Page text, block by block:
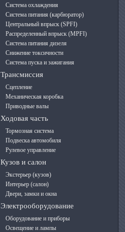
Система охлаждения
Система питания (карбюратор)
Центральный впрыск (SPFI)
Распределенный впрыск (MPFI)
Система питания дизеля
Снижение токсичности
Система пуска и зажигания
Трансмиссия
Сцепление
Механическая коробка
Приводные валы
Ходовая часть
Тормозная система
Подвеска автомобиля
Рулевое управление
Кузов и салон
Экстерьер (кузов)
Интерьер (салон)
Двери, замки и окна
Электрооборудование
Оборудование и приборы
Освещение и лампы